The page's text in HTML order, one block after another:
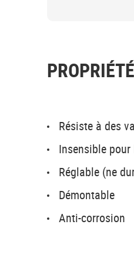
Résiste à des
Insensible
Réglable (ne
Démontable
Anti-corrosion